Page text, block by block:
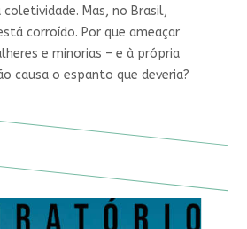
Mas, no Brasil,
corroído. Por que ameaçar
e minorias – e à própria
causa o espanto que deveria?